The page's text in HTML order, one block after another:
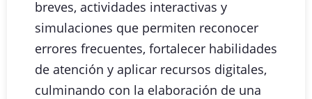
breves, actividades interactivas y
simulaciones que permiten reconocer
errores frecuentes, fortalecer habilidades
de atención y aplicar recursos digitales,
culminando con la elaboración de una